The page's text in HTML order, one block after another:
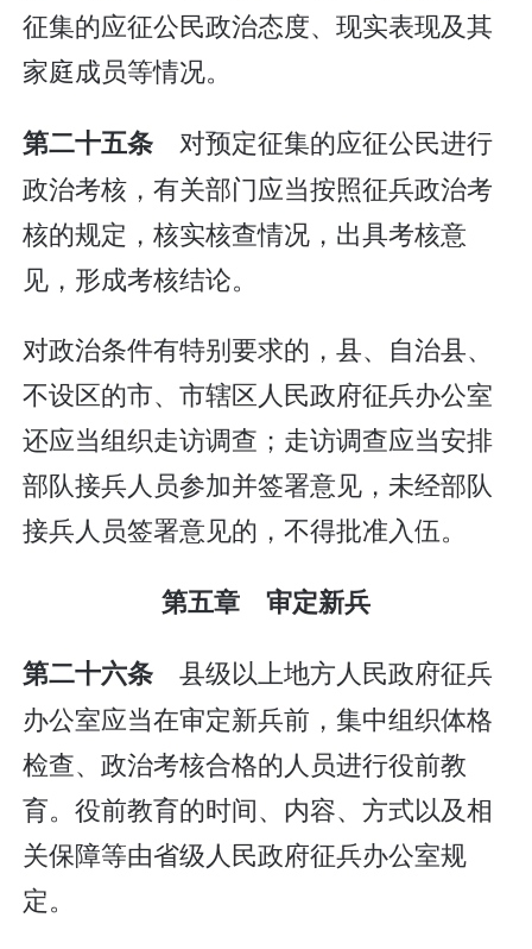
征集的应征公民政治态度、现实表现及其
家庭成员等情况。
第二十五条 对预定征集的应征公民进行
政治考核，有关部门应当按照征兵政治考
核的规定，核实核查情况，出具考核意
见，形成考核结论。
对政治条件有特别要求的，县、自治县、
不设区的市、市辖区人民政府征兵办公室
还应当组织走访调查；走访调查应当安排
部队接兵人员参加并签署意见，未经部队
接兵人员签署意见的，不得批准入伍。
第五章 审定新兵
第二十六条 县级以上地方人民政府征兵
办公室应当在审定新兵前，集中组织体格
检查、政治考核合格的人员进行役前教
育。役前教育的时间、内容、方式以及相
关保障等由省级人民政府征兵办公室规
定。